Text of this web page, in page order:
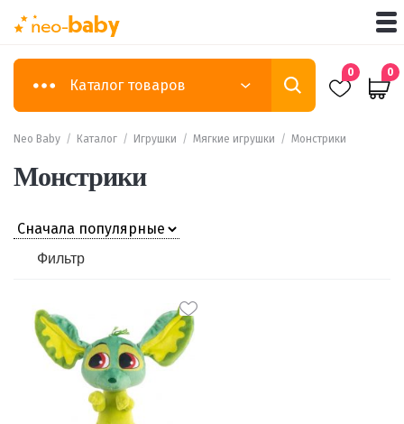
Каталог товаров
0 0
Neo Baby / Каталог / Игрушки / Мягкие игрушки / Монстрики
Монстрики
Фильтр